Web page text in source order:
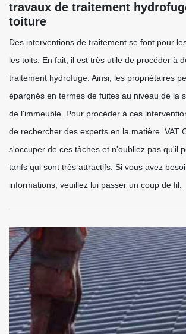
travaux de traitement
toiture
Des interventions de traitement se font pour
les toits. En fait, il est très utile de procéder à
traitement hydrofuge. Ainsi, les propriétaires
épargnés en termes de fuites au niveau de la
de l'immeuble. Pour procéder à ces
de rechercher des experts en la matière. VAT
s'occuper de ces tâches et n'oubliez pas qu'il
tarifs qui sont très attractifs. Si vous avez
informations, veuillez lui passer un coup de fil.